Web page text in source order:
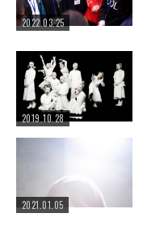
2022.03.25
2019.10.28
2021.01.05